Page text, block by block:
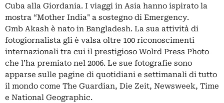
Cuba alla Giordania. I viaggi in Asia hanno ispirato la
mostra “Mother India" a sostegno di Emergency.
Gmb Akash è nato in Bangladesh. La sua attività di
fotogiornalista gli è valsa oltre 100 riconoscimenti
internazionali tra cui il prestigioso Wolrd Press Photo
che l’ha premiato nel 2006. Le sue fotografie sono
apparse sulle pagine di quotidiani e settimanali di tutto
il mondo come The Guardian, Die Zeit, Newsweek, Time
e National Geographic.